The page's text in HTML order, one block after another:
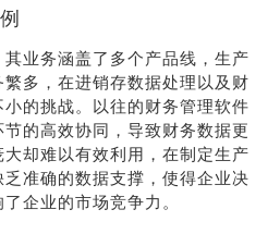
业务涵盖了多个产品线，生产
多，在进销存数据处理以及财
的挑战。以往的财务管理软件
的高效协同，导致财务数据更
却难以有效利用，在制定生产
准确的数据支撑，使得企业决
企业的市场竞争力。